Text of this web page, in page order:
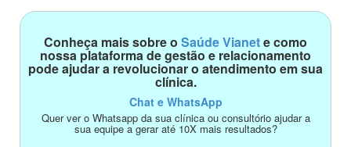
Conheça mais sobre o Saúde Vianete como
nossa plataforma de gestão e relacionamento
pode ajudar a revolucionar o atendimento em sua
clínica.
Chat e WhatsApp
Quer ver o Whatsapp da sua clínica ou consultório ajudar a
sua equipe a gerar até 10X mais resultados?